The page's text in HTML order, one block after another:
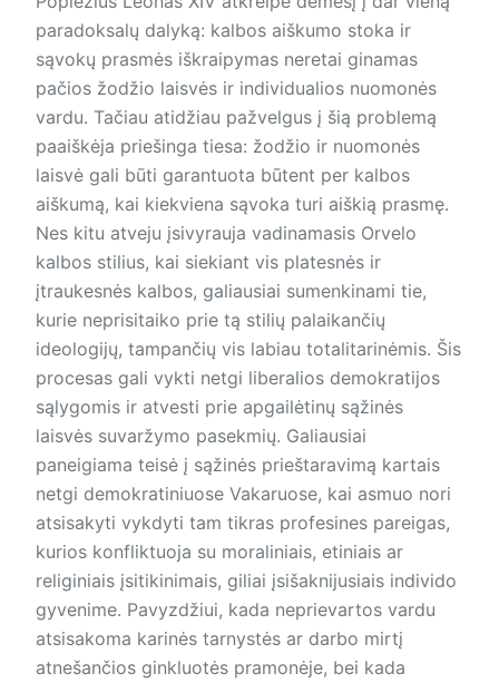
paradoksalų dalyką: kalbos aiškumo stoka ir
sąvokų prasmės iškraipymas neretai ginamas
pačios žodžio laisvės ir individualios nuomonės
vardu. Tačiau atidžiau pažvelgus į šią problemą
paaiškėja priešinga tiesa: žodžio ir nuomonės
laisvė gali būti garantuota būtent per kalbos
aiškumą, kai kiekviena sąvoka turi aiškią prasmę.
Nes kitu atveju įsivyrauja vadinamasis Orvelo
kalbos stilius, kai siekiant vis platesnės ir
įtraukesnės kalbos, galiausiai sumenkinami tie,
kurie neprisitaiko prie tą stilių palaikančių
ideologijų, tampančių vis labiau totalitarinėmis. Šis
procesas gali vykti netgi liberalios demokratijos
sąlygomis ir atvesti prie apgailėtinų sąžinės
laisvės suvaržymo pasekmių. Galiausiai
paneigiama teisė į sąžinės prieštaravimą kartais
netgi demokrati­niuo­se Vakaruose, kai asmuo nori
atsisakyti vykdyti tam tikras profesines pareigas,
kurios konfliktuoja su moraliniais, etiniais ar
religiniais įsitikinimais, giliai įsišaknijusiais individo
gyvenime. Pavyzdžiui, kada neprievartos vardu
atsisakoma karinės tarnystės ar darbo mirtį
atnešančios ginkluotės pramonėje, bei kada